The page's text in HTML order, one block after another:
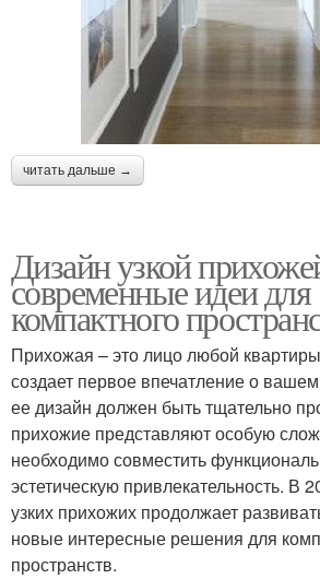
читать дальше →
Дизайн узкой
современные идеи для
компактного
Прихожая – это лицо любой
создает первое впечатление о
ее дизайн должен быть тщательно
прихожие представляют особую
необходимо совместить
эстетическую привлекательность. В
узких прихожих продолжает
новые интересные решения для
пространств.